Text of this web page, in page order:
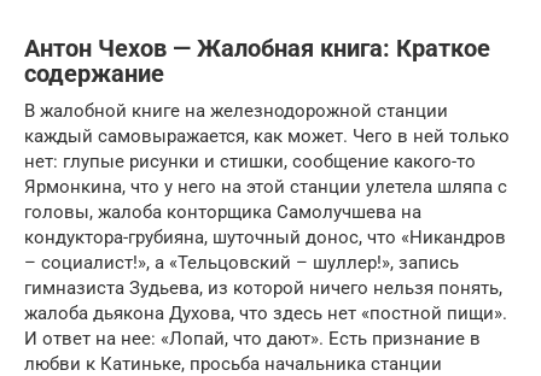
Антон Чехов — Жалобная книга: Краткое
содержание
В жалобной книге на железнодорожной станции
каждый самовыражается, как может. Чего в ней только
нет: глупые рисунки и стишки, сообщение какого-то
Ярмонкина, что у него на этой станции улетела шляпа с
головы, жалоба конторщика Самолучшева на
кондуктора-грубияна, шуточный донос, что «Никандров
– социалист!», а «Тельцовский – шуллер!», запись
гимназиста Зудьева, из которой ничего нельзя понять,
жалоба дьякона Духова, что здесь нет «постной пищи».
И ответ на нее: «Лопай, что дают». Есть признание в
любви к Катиньке, просьба начальника станции